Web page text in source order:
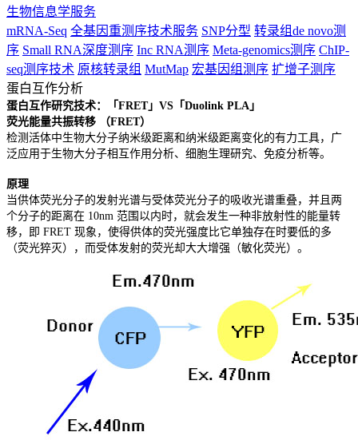
生物信息学服务
mRNA-Seq 全基因重测序技术服务 SNP分型 转录组de novo测
序 Small RNA深度测序 Inc RNA测序 Meta-genomics测序 ChIP-
seq测序技术 原核转录组 MutMap 宏基因组测序 扩增子测序
蛋白互作分析
蛋白互作研究技术：「FRET」VS「Duolink PLA」
荧光能量共振转移 （FRET）
检测活体中生物大分子纳米级距离和纳米级距离变化的有力工具，广
泛应用于生物大分子相互作用分析、细胞生理研究、免疫分析等。
原理
当供体荧光分子的发射光谱与受体荧光分子的吸收光谱重叠，并且两
个分子的距离在 10nm 范围以内时，就会发生一种非放射性的能量转
移，即 FRET 现象，使得供体的荧光强度比它单独存在时要低的多
（荧光猝灭），而受体发射的荧光却大大增强（敏化荧光）。